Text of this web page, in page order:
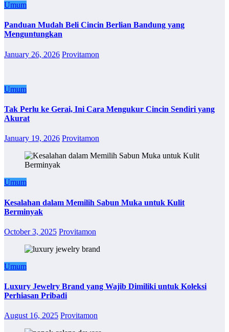
Umum
Panduan Mudah Beli Cincin Berlian Bandung yang
Menguntungkan
January 26, 2026 Provitamon
Umum
Tak Perlu ke Gerai, Ini Cara Mengukur Cincin Sendiri yang
Akurat
January 19, 2026 Provitamon
Umum
Kesalahan dalam Memilih Sabun Muka untuk Kulit
Berminyak
October 3, 2025 Provitamon
Umum
Luxury Jewelry Brand yang Wajib Dimiliki untuk Koleksi
Perhiasan Pribadi
August 16, 2025 Provitamon